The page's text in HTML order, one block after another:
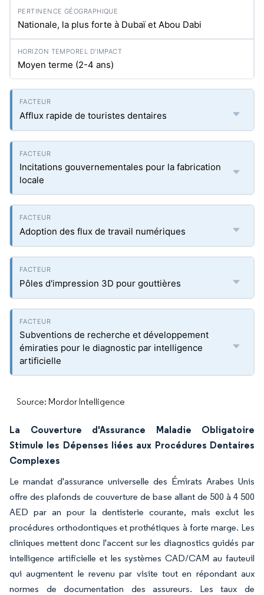
Nationale, la plus forte à Dubaï et Abou Dabi
Moyen terme (2-4 ans)
Afflux rapide de touristes dentaires
Incitations gouvernementales pour la fabrication
locale
Adoption des flux de travail numériques
Pôles d'impression 3D pour gouttières
Subventions de recherche et développement
émiraties pour le diagnostic par intelligence
artificielle
Source: Mordor Intelligence
La Couverture d'Assurance Maladie Obligatoire
Stimule les Dépenses liées aux Procédures Dentaires
Complexes
Le mandat d'assurance universelle des Émirats Arabes Unis
offre des plafonds de couverture de base allant de 500 à 4 500
AED par an pour la dentisterie courante, mais exclut les
procédures orthodontiques et prothétiques à forte marge. Les
cliniques mettent donc l'accent sur les diagnostics guidés par
intelligence artificielle et les systèmes CAD/CAM au fauteuil
qui augmentent le revenu par visite tout en répondant aux
normes de documentation des assureurs. Les taux de